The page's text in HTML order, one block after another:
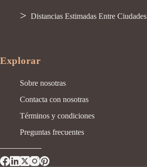
Distancias Estimadas Entre Ciudades
Explorar
Sobre nosotras
Contacta con nosotras
Términos y condiciones
Preguntas frecuentes